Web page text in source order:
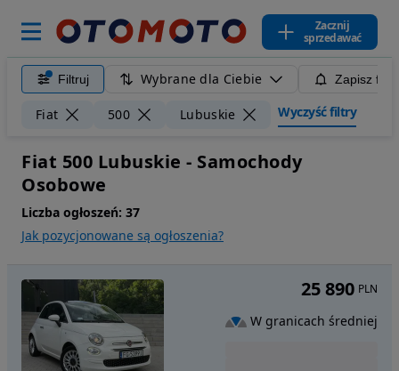
Zacznij
sprzedawać
Filtruj Wybrane dla Ciebie Zapisz
Fiat 500 Lubuskie Wyczyść filtry
Fiat 500 Lubuskie - Samochody
Osobowe
Liczba ogłoszeń: 37
Jak pozycjonowane są ogłoszenia?
25 890 PLN
W granicach średniej